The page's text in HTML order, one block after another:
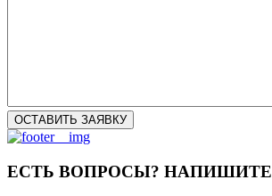
ЕСТЬ ВОПРОСЫ?